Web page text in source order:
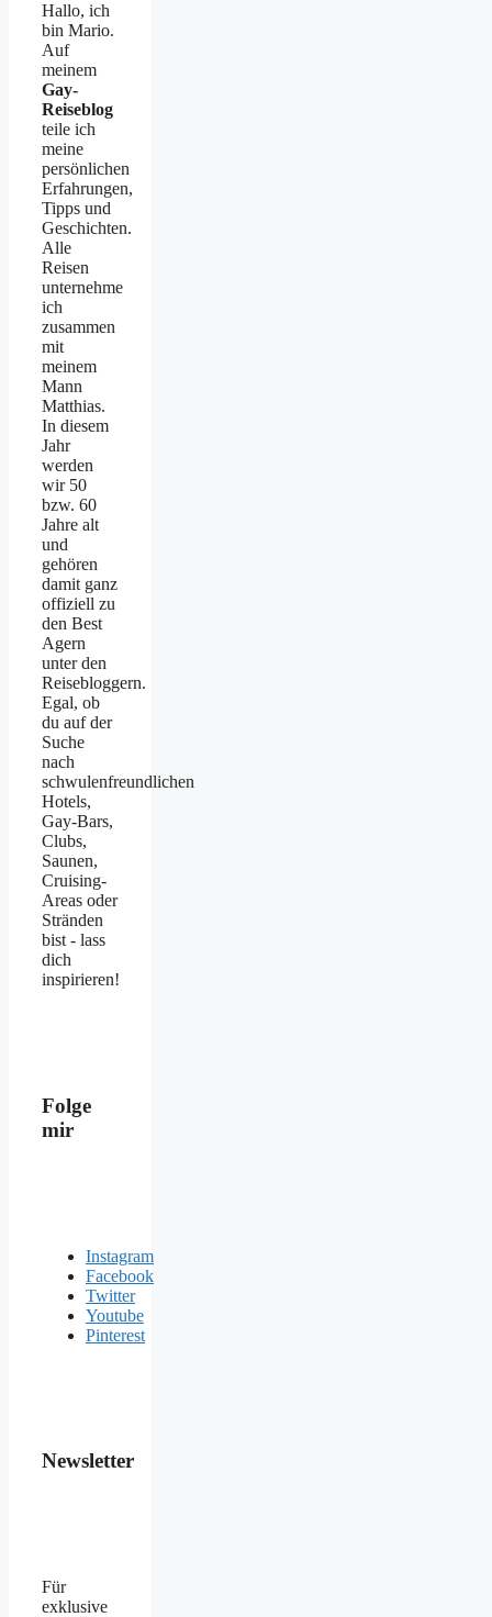
Hallo, ich
bin Mario.
Auf
meinem
Gay-
Reiseblog
teile ich
meine
persönlichen
Erfahrungen,
Tipps und
Geschichten.
Alle
Reisen
unternehme
ich
zusammen
mit
meinem
Mann
Matthias.
In diesem
Jahr
werden
wir 50
bzw. 60
Jahre alt
und
gehören
damit ganz
offiziell zu
den Best
Agern
unter den
Reisebloggern.
Egal, ob
du auf der
Suche
nach
schwulenfreundlichen
Hotels,
Gay-Bars,
Clubs,
Saunen,
Cruising-
Areas oder
Stränden
bist - lass
dich
inspirieren!
Folge
mir
Instagram
Facebook
Twitter
Youtube
Pinterest
Newsletter
Für
exklusive